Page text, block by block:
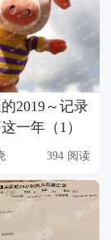
2019～记录
一年（1）
394 阅读